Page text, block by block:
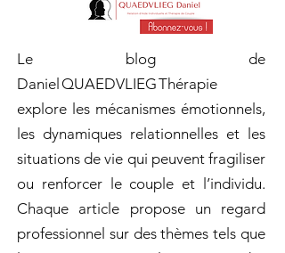
Le blog de
Daniel QUAEDVLIEG Thérapie
explore les mécanismes émotionnels,
les dynamiques relationnelles et les
situations de vie qui peuvent fragiliser
ou renforcer le couple et l’individu.
Chaque article propose un regard
professionnel sur des thèmes tels que